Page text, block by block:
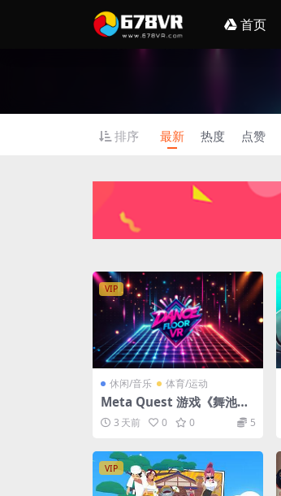
首页
排序 最新 热度 点赞
VIP
休闲/音乐 体育/运动
Meta Quest 游戏《舞池V
R》DanceFloorVR
3 天前 0 0 5
VIP